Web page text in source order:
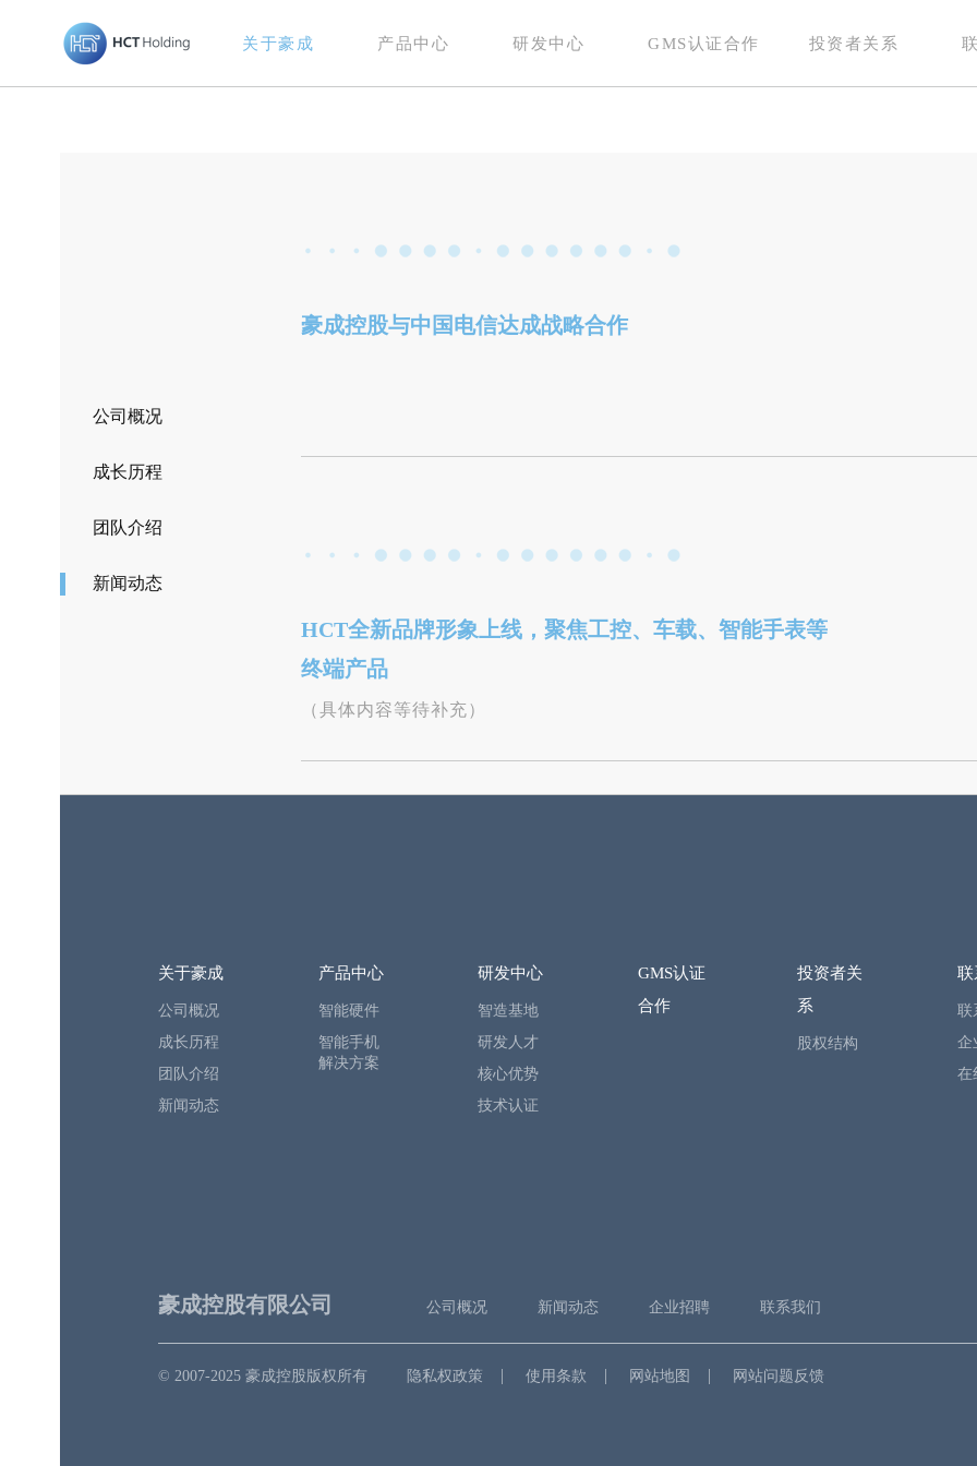
关于豪成 产品中心 研发中心 GMS认证合作 投资者关系
豪成控股与中国电信达成战略合作
HCT全新品牌形象上线，聚焦工控、车载、智能手表等
终端产品
（具体内容等待补充）
公司概况
成长历程
团队介绍
新闻动态
关于豪成
公司概况
成长历程
团队介绍
新闻动态
产品中心
智能硬件
智能手机
解决方案
研发中心
智造基地
研发人才
核心优势
技术认证
GMS认证
合作
投资者关
系
股权结构
联
联
企
在
豪成控股有限公司 公司概况 新闻动态 企业招聘 联系我们
© 2007-2025 豪成控股版权所有 隐私权政策 使用条款 网站地图 网站问题反馈